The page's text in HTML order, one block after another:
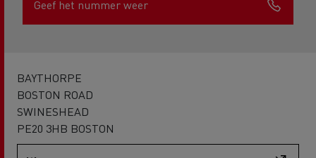
Geef het nummer weer
BAYTHORPE
BOSTON ROAD
SWINESHEAD
PE20 3HB BOSTON